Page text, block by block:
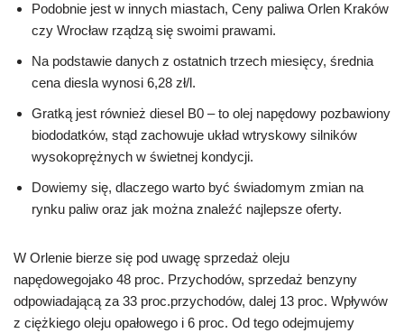
Podobnie jest w innych miastach, Ceny paliwa Orlen Kraków
czy Wrocław rządzą się swoimi prawami.
Na podstawie danych z ostatnich trzech miesięcy, średnia
cena diesla wynosi 6,28 zł/l.
Gratką jest również diesel B0 – to olej napędowy pozbawiony
biododatków, stąd zachowuje układ wtryskowy silników
wysokoprężnych w świetnej kondycji.
Dowiemy się, dlaczego warto być świadomym zmian na
rynku paliw oraz jak można znaleźć najlepsze oferty.
W Orlenie bierze się pod uwagę sprzedaż oleju
napędowegojako 48 proc. Przychodów, sprzedaż benzyny
odpowiadającą za 33 proc.przychodów, dalej 13 proc. Wpływów
z ciężkiego oleju opałowego i 6 proc. Od tego odejmujemy